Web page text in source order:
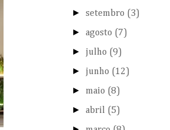
►setembro (3)
►agosto (7)
► julho (9)
► junho (12)
► maio (8)
►abril (5)